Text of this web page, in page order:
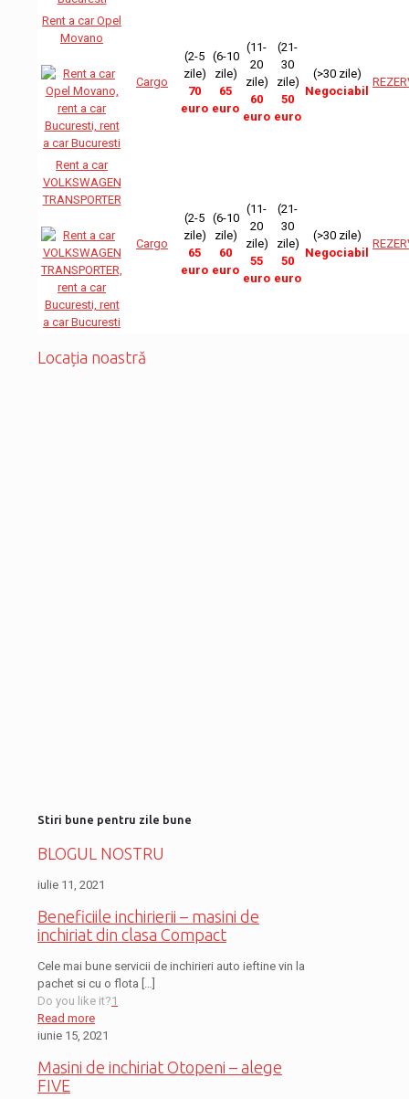
Rent a car Opel
Movano
Cargo
(2-5
zile)
70
euro
(6-10
zile)
65
euro
(11-
20
zile)
60
euro
(21-
30
zile)
50
euro
(>30 zile)
Negociabil
Rent a car
VOLKSWAGEN
TRANSPORTER
Cargo
(2-5
zile)
65
euro
(6-10
zile)
60
euro
(11-
20
zile)
55
euro
(21-
30
zile)
50
euro
(>30 zile)
Negociabil
Locația noastră
Stiri bune pentru zile bune
BLOGUL NOSTRU
iulie 11, 2021
Beneficiile inchirierii – masini de
inchiriat din clasa Compact
Cele mai bune servicii de inchirieri auto ieftine vin la
pachet si cu o flota […]
Do you like it?1
Read more
iunie 15, 2021
Masini de inchiriat Otopeni – alege
FIVE